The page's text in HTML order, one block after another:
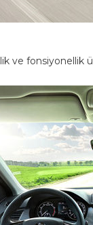
ve fonsiyonellik